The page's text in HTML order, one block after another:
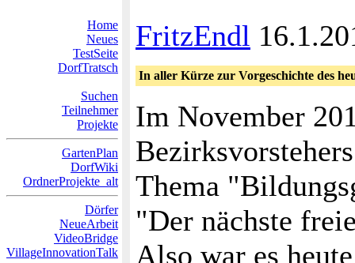
Home
Neues
TestSeite
DorfTratsch
Suchen
Teilnehmer
Projekte
GartenPlan
DorfWiki
OrdnerProjekte_alt
Dörfer
NeueArbeit
VideoBridge
VillageInnovationTalk
FritzEndl
In aller Kürze zur Vorgeschichte des
Im November
Thema
"Der nächste
Also war es